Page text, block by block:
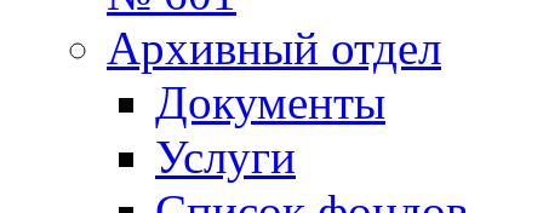
Архивный отдел
Документы
Услуги